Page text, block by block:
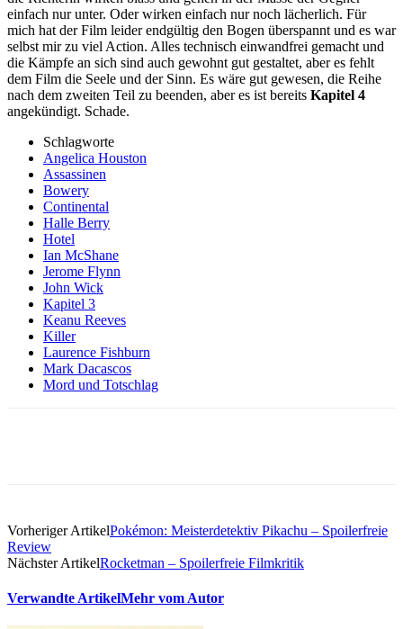
einfach nur unter. Oder wirken einfach nur noch lächerlich. Für
mich hat der Film leider endgültig den Bogen überspannt und es war
selbst mir zu viel Action. Alles technisch einwandfrei gemacht und
die Kämpfe an sich sind auch gewohnt gut gestaltet, aber es fehlt
dem Film die Seele und der Sinn. Es wäre gut gewesen, die Reihe
nach dem zweiten Teil zu beenden, aber es ist bereits Kapitel 4
angekündigt. Schade.
Schlagworte
Angelica Houston
Assassinen
Bowery
Continental
Halle Berry
Hotel
Ian McShane
Jerome Flynn
John Wick
Kapitel 3
Keanu Reeves
Killer
Laurence Fishburn
Mark Dacascos
Mord und Totschlag
Vorheriger ArtikelPokémon: Meisterdetektiv Pikachu – Spoilerfreie
Review
Nächster ArtikelRocketman – Spoilerfreie Filmkritik
Verwandte ArtikelMehr vom Autor